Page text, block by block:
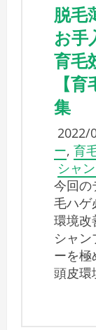
脱毛
お手
育毛
【
集
2022/
ー, 育
シャ
今回の
毛ハゲ
環境改
シャ
ーを極
頭皮環